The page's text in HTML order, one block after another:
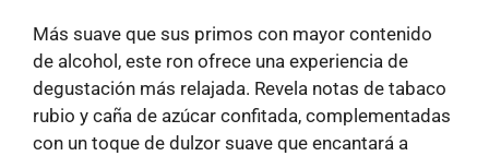
Más suave que sus primos con mayor contenido
de alcohol, este ron ofrece una experiencia de
degustación más relajada. Revela notas de tabaco
rubio y caña de azúcar confitada, complementadas
con un toque de dulzor suave que encantará a